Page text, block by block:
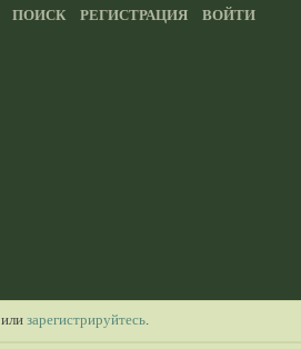
ПОИСК РЕГИСТРАЦИЯ ВОЙТИ
илизарегистрируйтесь.